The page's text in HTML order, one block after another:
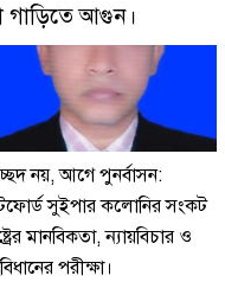
গাড়িতে আগুন।
নয়, আগে পুনর্বাসন:
সুইপার কলোনির সংকট
মানবিকতা, ন্যায়বিচার ও
পরীক্ষা।